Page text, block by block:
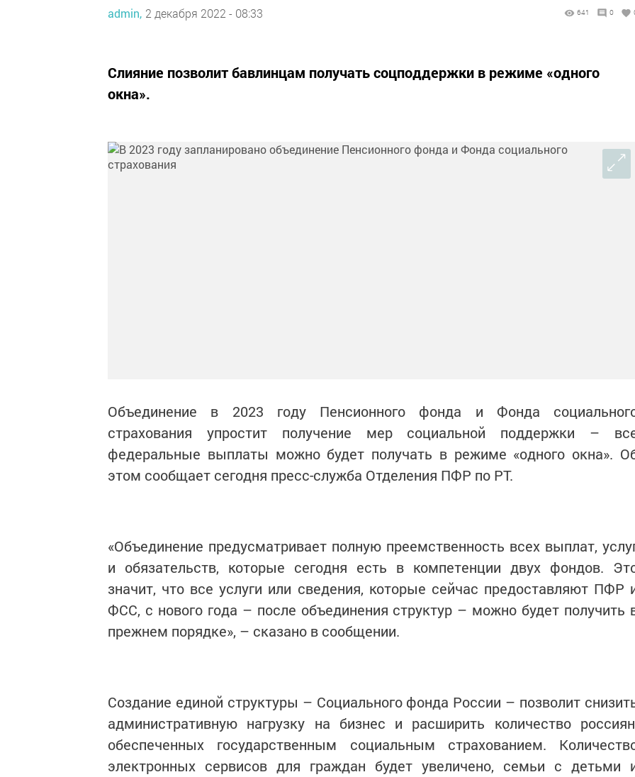
admin, 2 декабря 2022 - 08:33 641 0
Слияние позволит бавлинцам получать соцподдержки в режиме «одного
окна».
Объединение в 2023 году Пенсионного фонда и Фонда
страхования упростит получение мер социальной поддержки –
федеральные выплаты можно будет получать в режиме «одного окна».
этом сообщает сегодня пресс-служба Отделения ПФР по РТ.
«Объединение предусматривает полную преемственность всех выплат,
и обязательств, которые сегодня есть в компетенции двух фондов.
значит, что все услуги или сведения, которые сейчас предоставляют ПФР
ФСС, с нового года – после объединения структур – можно будет получить
прежнем порядке», – сказано в сообщении.
Создание единой структуры – Социального фонда России – позволит
административную нагрузку на бизнес и расширить количество
обеспеченных государственным социальным страхованием.
электронных сервисов для граждан будет увеличено, семьи с детьми